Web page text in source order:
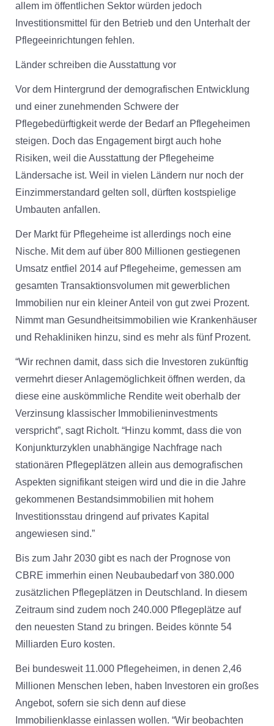
allem im öffentlichen Sektor würden jedoch
Investitionsmittel für den Betrieb und den Unterhalt der
Pflegeeinrichtungen fehlen.
Länder schreiben die Ausstattung vor
Vor dem Hintergrund der demografischen Entwicklung
und einer zunehmenden Schwere der
Pflegebedürftigkeit werde der Bedarf an Pflegeheimen
steigen. Doch das Engagement birgt auch hohe
Risiken, weil die Ausstattung der Pflegeheime
Ländersache ist. Weil in vielen Ländern nur noch der
Einzimmerstandard gelten soll, dürften kostspielige
Umbauten anfallen.
Der Markt für Pflegeheime ist allerdings noch eine
Nische. Mit dem auf über 800 Millionen gestiegenen
Umsatz entfiel 2014 auf Pflegeheime, gemessen am
gesamten Transaktionsvolumen mit gewerblichen
Immobilien nur ein kleiner Anteil von gut zwei Prozent.
Nimmt man Gesundheitsimmobilien wie Krankenhäuser
und Rehakliniken hinzu, sind es mehr als fünf Prozent.
“Wir rechnen damit, dass sich die Investoren zukünftig
vermehrt dieser Anlagemöglichkeit öffnen werden, da
diese eine auskömmliche Rendite weit oberhalb der
Verzinsung klassischer Immobilieninvestments
verspricht”, sagt Richolt. “Hinzu kommt, dass die von
Konjunkturzyklen unabhängige Nachfrage nach
stationären Pflegeplätzen allein aus demografischen
Aspekten signifikant steigen wird und die in die Jahre
gekommenen Bestandsimmobilien mit hohem
Investitionsstau dringend auf privates Kapital
angewiesen sind.”
Bis zum Jahr 2030 gibt es nach der Prognose von
CBRE immerhin einen Neubaubedarf von 380.000
zusätzlichen Pflegeplätzen in Deutschland. In diesem
Zeitraum sind zudem noch 240.000 Pflegeplätze auf
den neuesten Stand zu bringen. Beides könnte 54
Milliarden Euro kosten.
Bei bundesweit 11.000 Pflegeheimen, in denen 2,46
Millionen Menschen leben, haben Investoren ein großes
Angebot, sofern sie sich denn auf diese
Immobilienklasse einlassen wollen. “Wir beobachten